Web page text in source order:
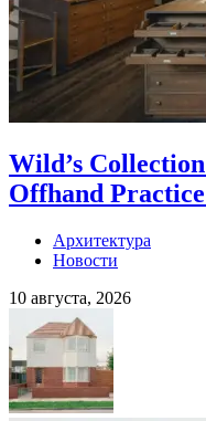
Wild’s
Offhand
Архитектура
Новости
10 августа, 2026